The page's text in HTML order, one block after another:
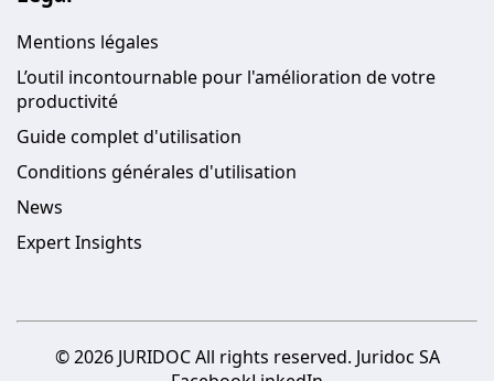
Mentions légales
L’outil incontournable pour l'amélioration de votre
productivité
Guide complet d'utilisation
Conditions générales d'utilisation
News
Expert Insights
© 2026 JURIDOC All rights reserved. Juridoc SA